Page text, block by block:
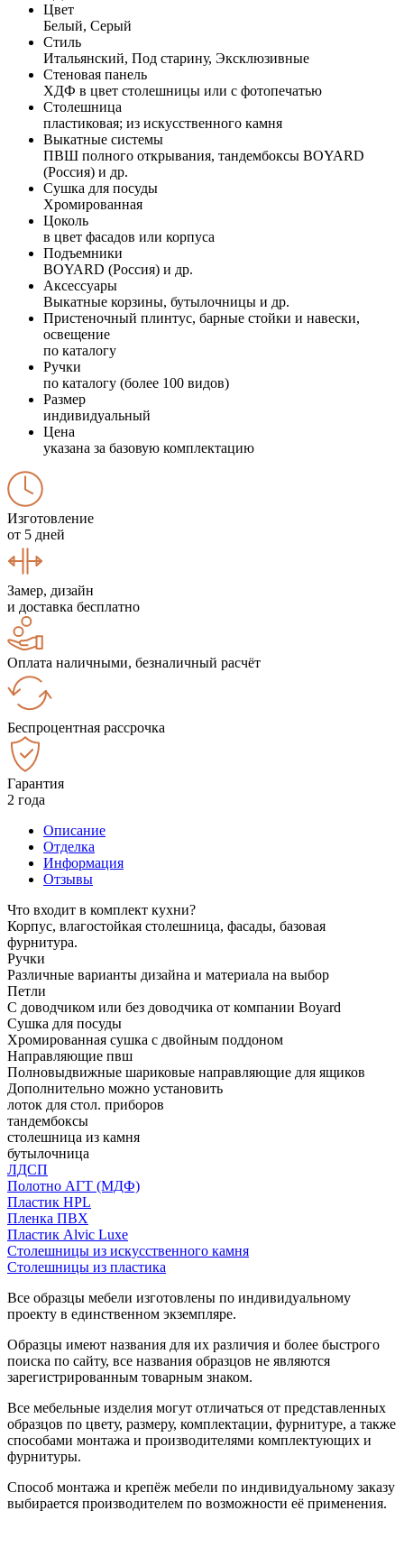
Цвет
Белый, Серый
Стиль
Итальянский, Под старину, Эксклюзивные
Стеновая панель
ХДФ в цвет столешницы или с фотопечатью
Столешница
пластиковая; из искусственного камня
Выкатные системы
ПВШ полного открывания, тандембоксы BOYARD
(Россия) и др.
Сушка для посуды
Хромированная
Цоколь
в цвет фасадов или корпуса
Подъемники
BOYARD (Россия) и др.
Аксессуары
Выкатные корзины, бутылочницы и др.
Пристеночный плинтус, барные стойки и навески,
освещение
по каталогу
Ручки
по каталогу (более 100 видов)
Размер
индивидуальный
Цена
указана за базовую комплектацию
Изготовление
от 5 дней
Замер, дизайн
и доставка бесплатно
Оплата наличными, безналичный расчёт
Беспроцентная рассрочка
Гарантия
2 года
Описание
Отделка
Информация
Отзывы
Что входит в комплект кухни?
Корпус, влагостойкая столешница, фасады, базовая
фурнитура.
Ручки
Различные варианты дизайна и материала на выбор
Петли
С доводчиком или без доводчика от компании Boyard
Сушка для посуды
Хромированная сушка с двойным поддоном
Направляющие пвш
Полновыдвижные шариковые направляющие для ящиков
Дополнительно можно установить
лоток для стол. приборов
тандембоксы
столешница из камня
бутылочница
ЛДСП
Полотно АГТ (МДФ)
Пластик HPL
Пленка ПВХ
Пластик Alvic Luxe
Столешницы из искусственного камня
Столешницы из пластика
Все образцы мебели изготовлены по индивидуальному
проекту в единственном экземпляре.
Образцы имеют названия для их различия и более быстрого
поиска по сайту, все названия образцов не являются
зарегистрированным товарным знаком.
Все мебельные изделия могут отличаться от представленных
образцов по цвету, размеру, комплектации, фурнитуре, а также
способами монтажа и производителями комплектующих и
фурнитуры.
Способ монтажа и крепёж мебели по индивидуальному заказу
выбирается производителем по возможности её применения.